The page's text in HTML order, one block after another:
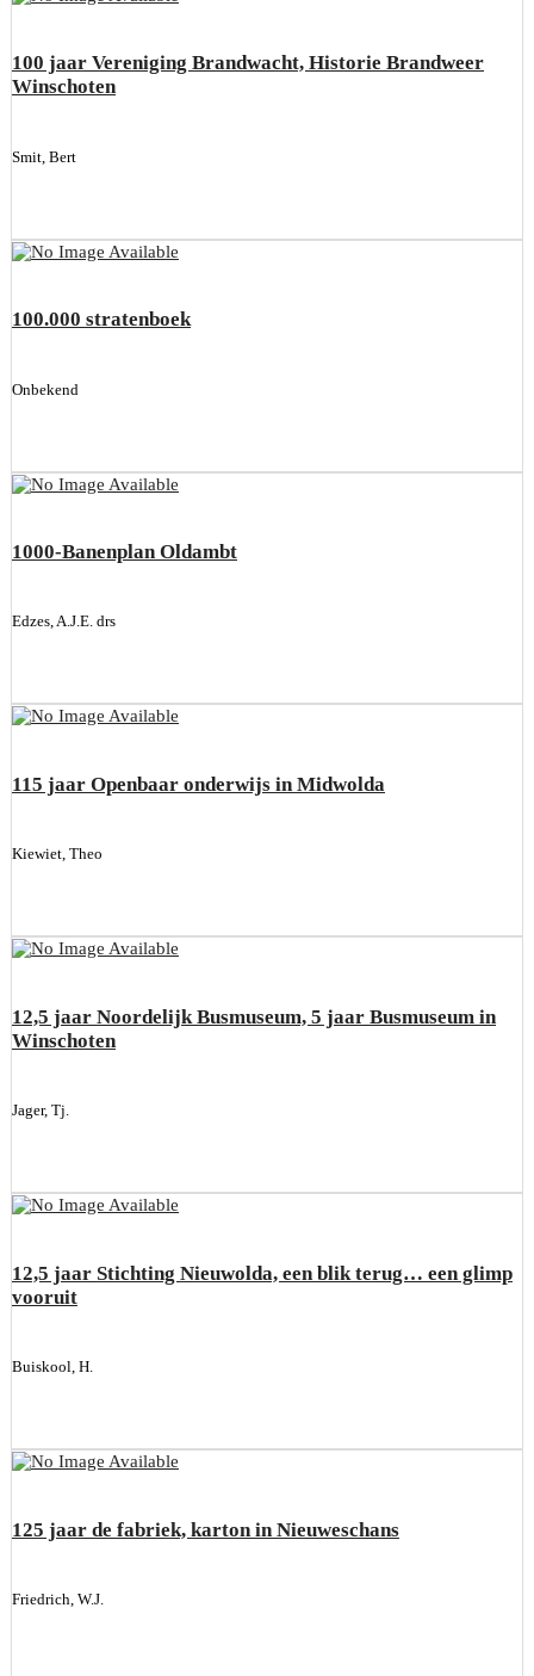
100 jaar Vereniging Brandwacht, Historie Brandweer
Winschoten
Smit, Bert
100.000 stratenboek
Onbekend
1000-Banenplan Oldambt
Edzes, A.J.E. drs
115 jaar Openbaar onderwijs in Midwolda
Kiewiet, Theo
12,5 jaar Noordelijk Busmuseum, 5 jaar Busmuseum in
Winschoten
Jager, Tj.
12,5 jaar Stichting Nieuwolda, een blik terug… een glimp
vooruit
Buiskool, H.
125 jaar de fabriek, karton in Nieuweschans
Friedrich, W.J.